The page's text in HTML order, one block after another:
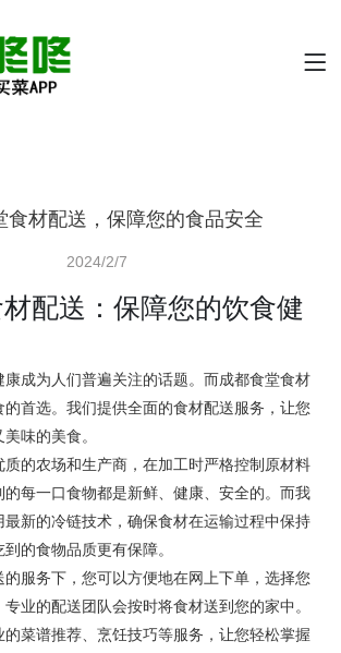
食材配送，保障您的食品安全
2024/2/7
配送：保障您的饮食健
成为人们普遍关注的话题。而成都食堂食材
首选。我们提供全面的食材配送服务，让您
味的美食。
的农场和生产商，在加工时严格控制原材料
的每一口食物都是新鲜、健康、安全的。而我
新的冷链技术，确保食材在运输过程中保持
的食物品质更有保障。
服务下，您可以方便地在网上下单，选择您
业的配送团队会按时将食材送到您的家中。
的菜谱推荐、烹饪技巧等服务，让您轻松掌握